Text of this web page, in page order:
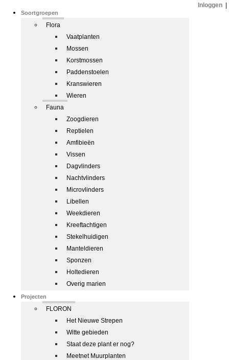
Soortgroepen
Flora
Vaatplanten
Mossen
Korstmossen
Paddenstoelen
Kranswieren
Wieren
Fauna
Zoogdieren
Reptielen
Amfibieën
Vissen
Dagvlinders
Nachtvlinders
Microvlinders
Libellen
Weekdieren
Kreeftachtigen
Stekelhuidigen
Manteldieren
Sponzen
Holtedieren
Overig marien
Projecten
FLORON
Het Nieuwe Strepen
Witte gebieden
Staat deze plant er nog?
Meetnet Muurplanten
Inloggen